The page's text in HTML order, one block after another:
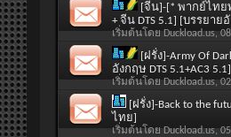
[จีน]-[* พากย์ไทยพั
+ จีน DTS 5.1] [บรรยาย
เริ่มต้นโดย Duckload.us,
[ฝรั่ง]-Army Of
อังกฤษ DTS 5.1+AC3
เริ่มต้นโดย Duckload.us,
[ฝรั่ง]-Back to the
ไทย]
เริ่มต้นโดย Duckload.us,